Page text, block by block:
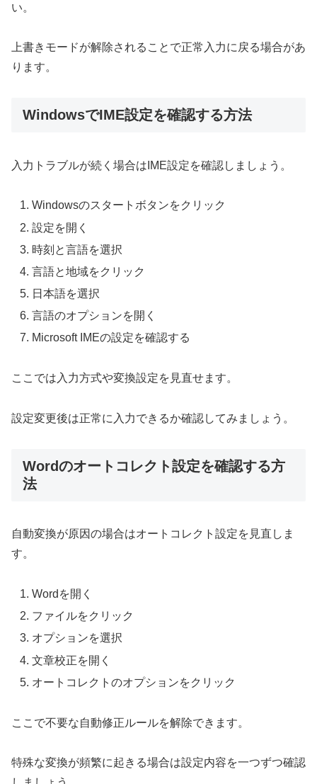
い。
上書きモードが解除されることで正常入力に戻る場合があ
ります。
WindowsでIME設定を確認する方法
入力トラブルが続く場合はIME設定を確認しましょう。
Windowsのスタートボタンをクリック
設定を開く
時刻と言語を選択
言語と地域をクリック
日本語を選択
言語のオプションを開く
Microsoft IMEの設定を確認する
ここでは入力方式や変換設定を見直せます。
設定変更後は正常に入力できるか確認してみましょう。
Wordのオートコレクト設定を確認する方
法
自動変換が原因の場合はオートコレクト設定を見直しま
す。
Wordを開く
ファイルをクリック
オプションを選択
文章校正を開く
オートコレクトのオプションをクリック
ここで不要な自動修正ルールを解除できます。
特殊な変換が頻繁に起きる場合は設定内容を一つずつ確認